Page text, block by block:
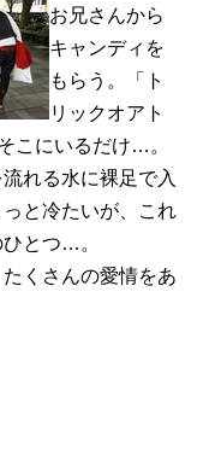
お兄さんから
キャンディを
もらう。「ト
リックオアト
こにいるだけ…。
れる水に裸足で入
と冷たいが、これ
とつ…。
くさんの愛情をあ